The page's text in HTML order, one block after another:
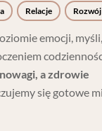
Relacje
emocji,
a zdrowie
się gotowe